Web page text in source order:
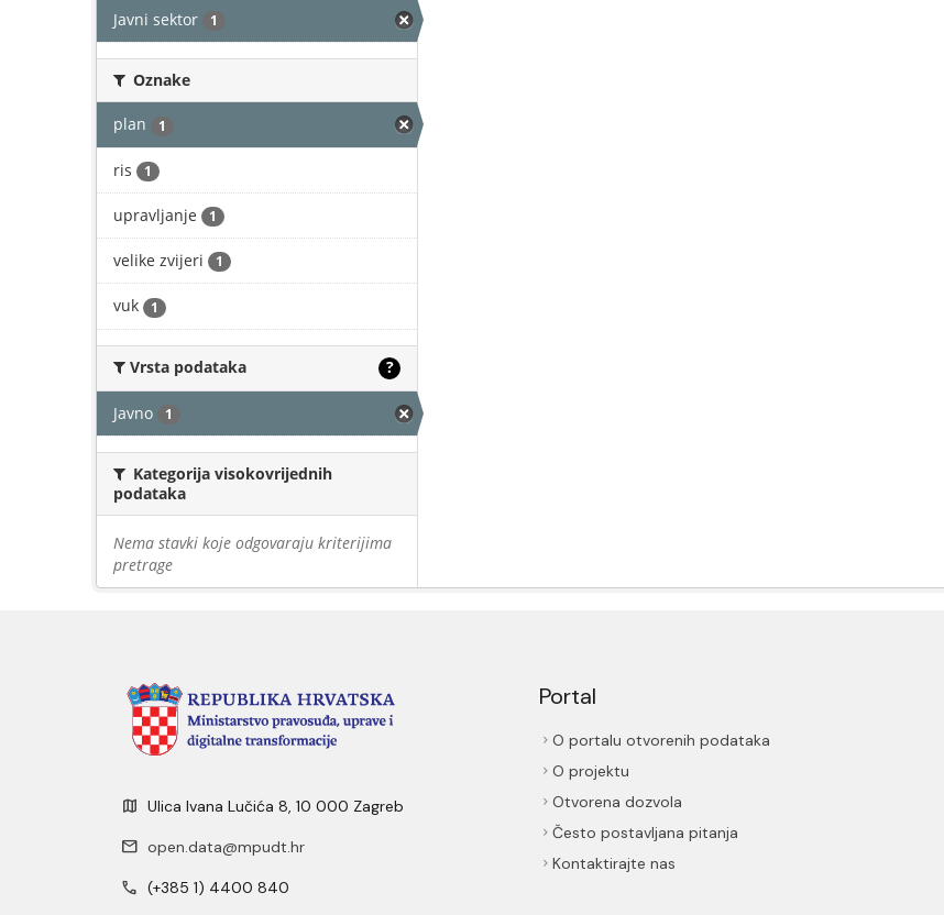
Javni sektor 1
Oznake
plan 1
ris 1
upravljanje 1
velike zvijeri 1
vuk 1
Vrsta podataka ?
Javno 1
Kategorija visokovrijednih
podataka
Nema stavki koje odgovaraju kriterijima
pretrage